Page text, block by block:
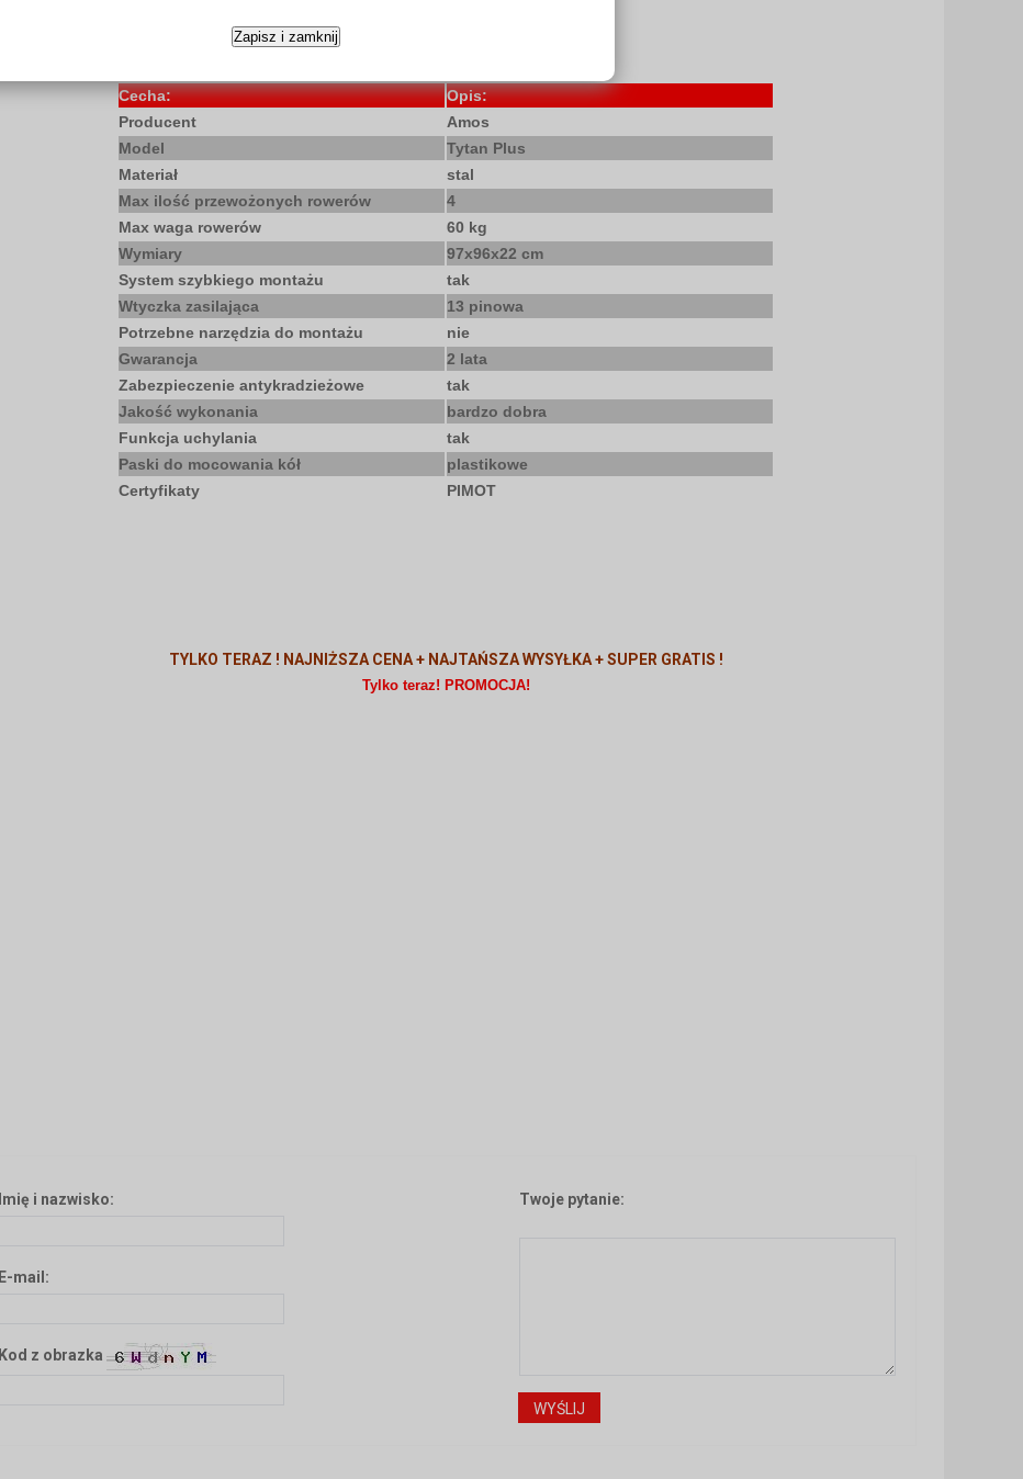
Zapisz i zamknij
Cecha:
Opis:
Producent
Amos
Model
Tytan Plus
Materiał
stal
Max ilość przewożonych rowerów
4
Max waga rowerów
60 kg
Wymiary
97x96x22 cm
System szybkiego montażu
tak
Wtyczka zasilająca
13 pinowa
Potrzebne narzędzia do montażu
nie
Gwarancja
2 lata
Zabezpieczenie antykradzieżowe
tak
Jakość wykonania
bardzo dobra
Funkcja uchylania
tak
Paski do mocowania kół
plastikowe
Certyfikaty
PIMOT
TYLKO TERAZ ! NAJNIŻSZA CENA + NAJTAŃSZA WYSYŁKA + SUPER GRATIS !
Tylko teraz! PROMOCJA!
Imię i nazwisko:
E-mail:
Kod z obrazka
Twoje pytanie: